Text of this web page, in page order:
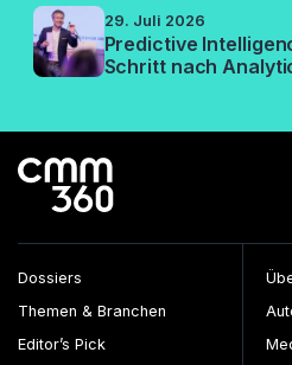
29. Juli 2026
Predictive
Schritt nach
Dossiers
Themen & Branchen
Editor’s Pick